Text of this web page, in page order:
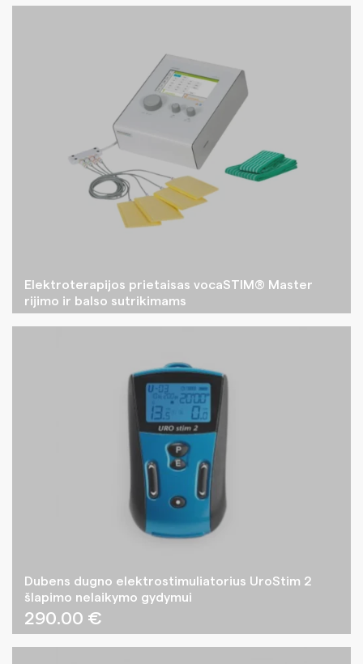
Elektroterapijos prietaisas vocaSTIM® Master
rijimo ir balso sutrikimams
Dubens dugno elektrostimuliatorius UroStim 2
šlapimo nelaikymo gydymui
290.00 €